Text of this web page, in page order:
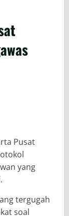
Pusat
yang
tergugah
soal